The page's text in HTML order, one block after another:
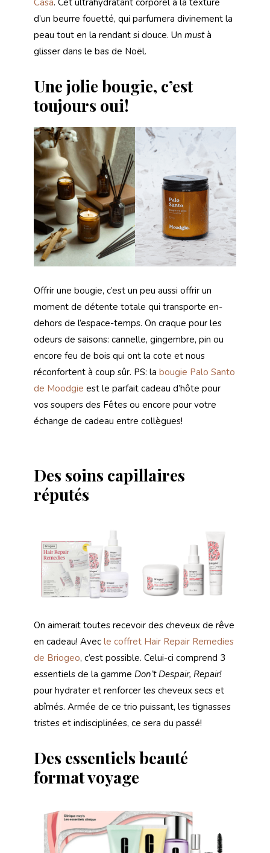
d’un beurre fouetté, qui parfumera divinement la
peau tout en la rendant si douce. Un mustà
glisser dans le bas de Noël.
Une jolie bougie, c’est
toujours oui!
Offrir une bougie, c’est un peu aussi offrir un
moment de détente totale qui transporte en-
dehors de l’espace-temps. On craque pour les
odeurs de saisons: cannelle, gingembre, pin ou
encore feu de bois qui ont la cote et nous
réconfortent à coup sûr. PS: la bougie Palo Santo
de Moodgie est le parfait cadeau d’hôte pour
vos soupers des Fêtes ou encore pour votre
échange de cadeau entre collègues!
Des soins capillaires
réputés
On aimerait toutes recevoir des cheveux de rêve
en cadeau! Avec le coffret Hair Repair Remedies
de Briogeo, c’est possible. Celui-ci comprend 3
essentiels de la gamme Don’t Despair, Repair!
pour hydrater et renforcer les cheveux secs et
abîmés. Armée de ce trio puissant, les tignasses
tristes et indisciplinées, ce sera du passé!
Des essentiels beauté
format voyage